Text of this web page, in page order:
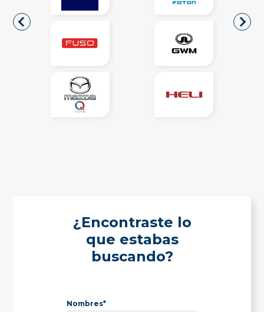
¿Encontraste lo
que estabas
buscando?
Nombres*